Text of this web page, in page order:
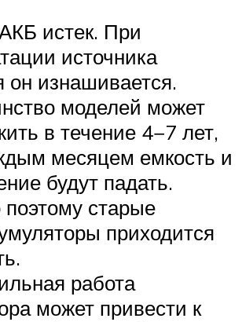
истек. При
источника
он изнашивается.
моделей может
в течение 4−7 лет,
месяцем емкость и
будут падать.
старые
приходится
работа
может привести к